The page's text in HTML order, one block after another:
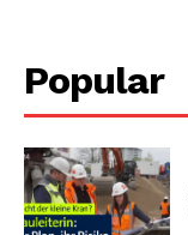
Popular